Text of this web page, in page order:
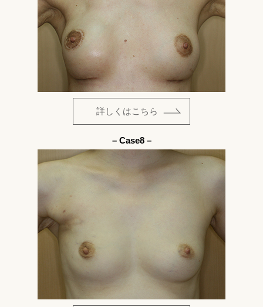
詳しくはこちら
– Case8 –